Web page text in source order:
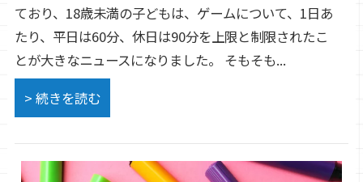
ており、18歳未満の子どもは、ゲームについて、1日あ
たり、平日は60分、休日は90分を上限と制限されたこ
とが大きなニュースになりました。 そもそも...
> 続きを読む